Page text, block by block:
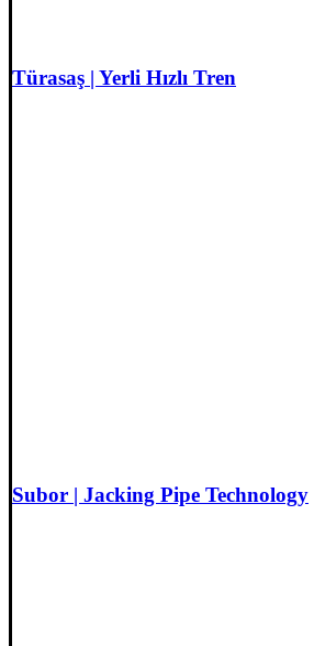
Türasaş | Yerli Hızlı Tren
Subor | Jacking Pipe Technology